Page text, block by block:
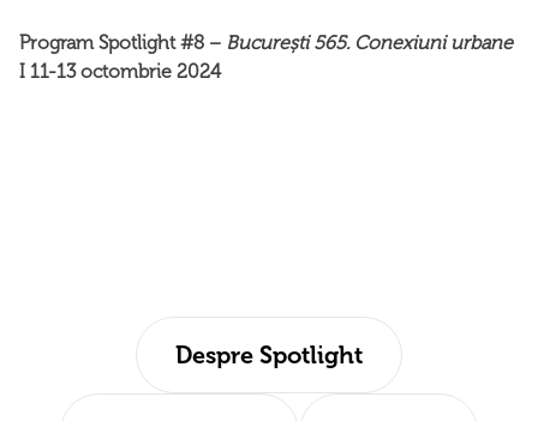
Program Spotlight #8 – București 565. Conexiuni urbane
I 11-13 octombrie 2024
Despre Spotlight